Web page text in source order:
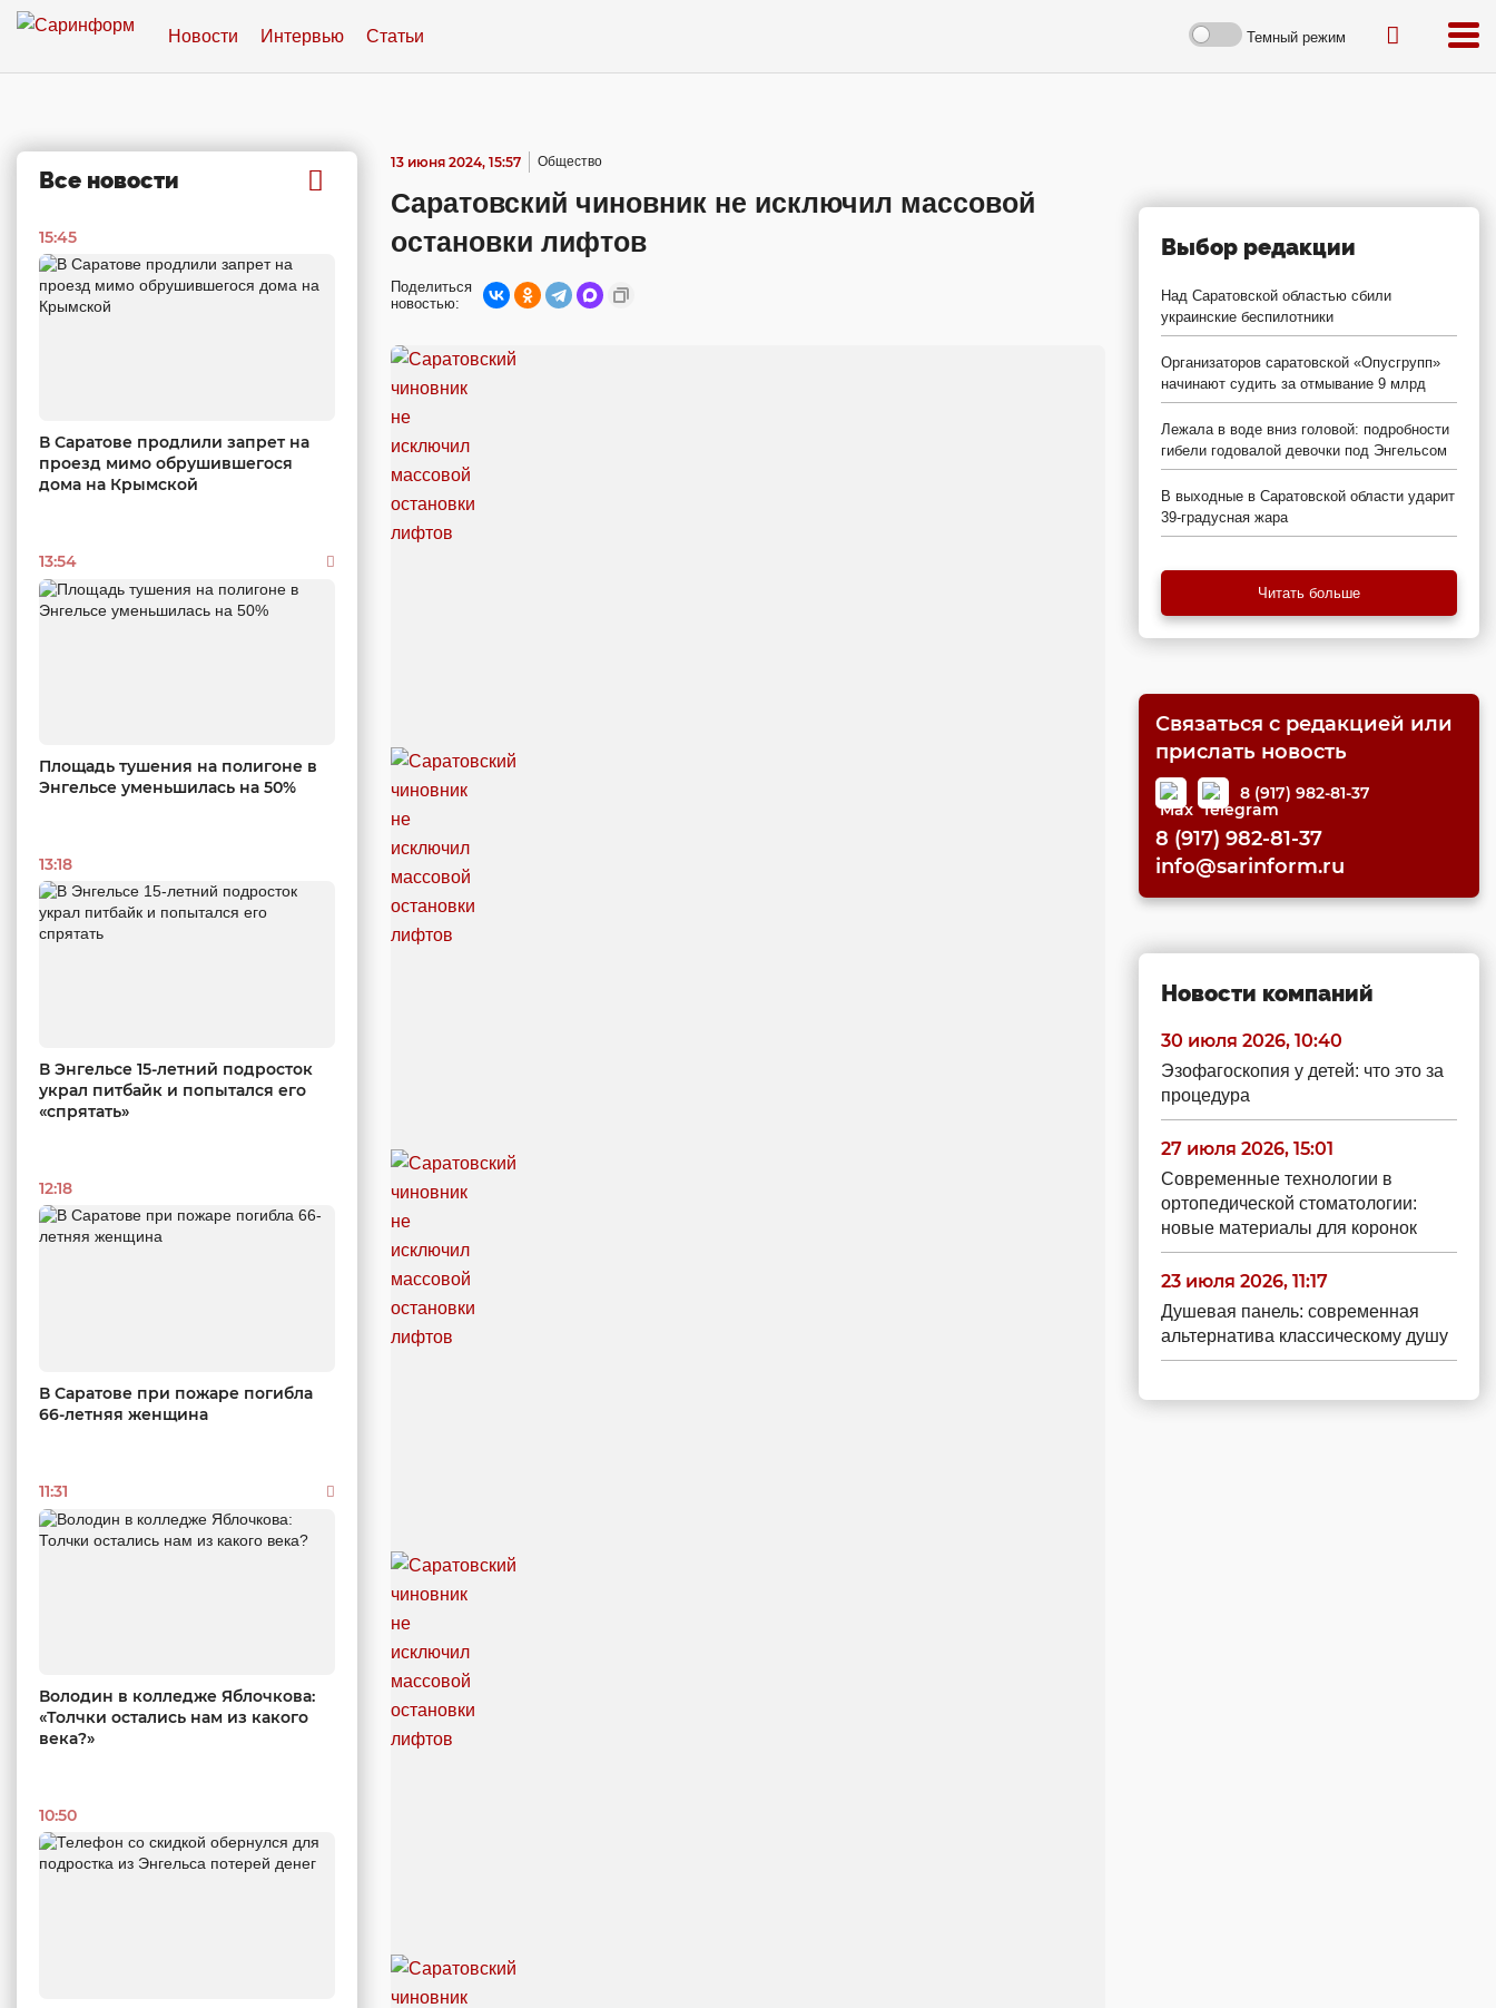
Новости Интервью Статьи Темный режим
Все новости
15:45
В Саратове продлили запрет на
проезд мимо обрушившегося
дома на Крымской
13:54
Площадь тушения на полигоне в
Энгельсе уменьшилась на 50%
13:18
В Энгельсе 15-летний подросток
украл питбайк и попытался его
«спрятать»
12:18
В Саратове при пожаре погибла
66-летняя женщина
11:31
Володин в колледже Яблочкова:
«Толчки остались нам из какого
века?»
10:50
13 июня 2024, 15:57 Общество
Саратовский чиновник не исключил массовой
остановки лифтов
Поделиться
новостью:
Выбор редакции
Над Саратовской областью сбили
украинские беспилотники
Организаторов саратовской «Опусгрупп»
начинают судить за отмывание 9 млрд
Лежала в воде вниз головой: подробности
гибели годовалой девочки под Энгельсом
В выходные в Саратовской области ударит
39-градусная жара
Читать больше
Связаться с редакцией или
прислать новость
8 (917) 982-81-37
8 (917) 982-81-37
info@sarinform.ru
Новости компаний
30 июля 2026, 10:40
Эзофагоскопия у детей: что это за
процедура
27 июля 2026, 15:01
Современные технологии в
ортопедической стоматологии:
новые материалы для коронок
23 июля 2026, 11:17
Душевая панель: современная
альтернатива классическому душу